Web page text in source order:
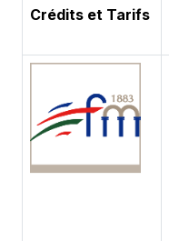
Crédits et Tarifs